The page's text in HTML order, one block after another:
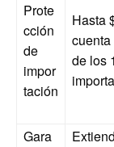
Prote
cción
de
impor
tación
Hasta
de los
Gara